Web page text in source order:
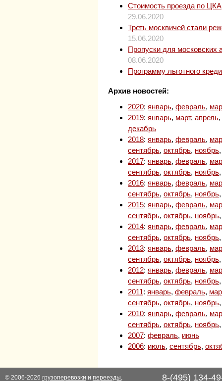
Стоимость проезда по
29.06.2020
Треть москвичей стали
15.06.2020
Пропуски для московских
08.06.2020
Программу льготного
Архив новостей:
2020: январь, февраль,
2019: январь, март, апрель,
декабрь
2018: январь, февраль,
сентябрь, октябрь, ноябрь
2017: январь, февраль,
сентябрь, октябрь, ноябрь
2016: январь, февраль,
сентябрь, октябрь, ноябрь
2015: январь, февраль,
сентябрь, октябрь, ноябрь
2014: январь, февраль,
сентябрь, октябрь, ноябрь
2013: январь, февраль,
сентябрь, октябрь, ноябрь
2012: январь, февраль,
сентябрь, октябрь, ноябрь
2011: январь, февраль,
сентябрь, октябрь, ноябрь
2010: январь, февраль,
сентябрь, октябрь, ноябрь
2007: февраль, июнь
2006: июль, сентябрь,
© 2006-2026 грузоперевозки и переезды, 8-(495) 134-